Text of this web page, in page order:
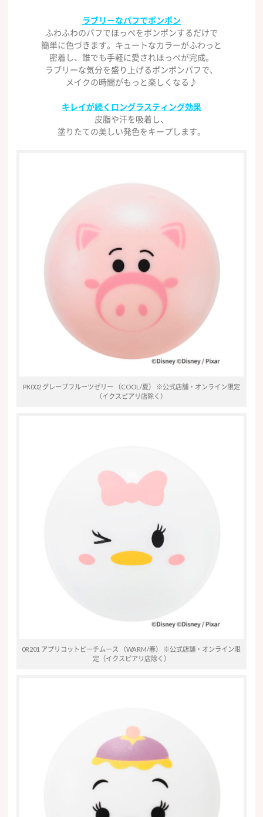
ラブリーなパフでポンポン
ふわふわのパフでほっぺをポンポンするだけで
簡単に色づきます。キュートなカラーがふわっと
密着し、誰でも手軽に愛されほっぺが完成。
ラブリーな気分を盛り上げるポンポンパフで、
メイクの時間がもっと楽しくなる♪
キレイが続くロングラスティング効果
皮脂や汗を吸着し、
塗りたての美しい発色をキープします。
PK002 グレープフルーツゼリー （COOL/夏） ※公式店舗・オンライン限定
（イクスピアリ店除く）
0R201 アプリコットピーチムース （WARM/春） ※公式店舗・オンライン限
定（イクスピアリ店除く）